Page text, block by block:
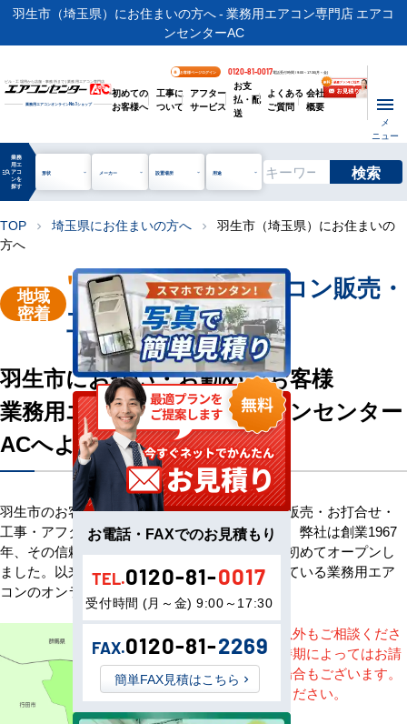
羽生市（埼玉県）にお住まいの方へ - 業務用エアコン専門店 エアコ
ンセンターAC
ビル・工場用から店舗・事務所まで | 業務用エアコン専門店
業務用エアコンオンラインNo.1ショップ
お客様ページログイン 0120-81-0017電話受付時間 / 9:00～17:30(月～金)
初めての
お客様へ
工事に
ついて
アフター
サービス
お支
払・配
送
よくある
ご質問
会社
概要
メ
ニュー
manage_search
業務
用エ
アコ
ンを
探す
形状 メーカー 設置場所 用途 検索
TOP chevron_right 埼玉県にお住まいの方へ chevron_right
羽生市（埼玉県）にお住まいの
方へ
地域
密着
"羽生市"業務用エアコン販売・
工事を承ります
羽生市にお住い・お勤めのお客様
業務用エアコン専門店エアコンセンター
ACへようこそ
羽生市のお客様へ業務用エアコン・空調機器の販売・お打合せ・
工事・アフターサービスまで一貫して承ります。弊社は創業1967
年、その信頼を基に空調のネット販売を日本で初めてオープンし
ました。以来、皆様にご信頼・ご愛顧いただいている業務用エア
コンのオンラインショップです。
※記載地域以外もご相談くださ
い。地域・時期によってはお請
けできない場合もございます。
直接ご相談ください。
お電話・FAXでのお見積もり
TEL.0120-81-0017
受付時間 (月～金) 9:00～17:30
FAX.0120-81-2269
簡単FAX見積はこちら